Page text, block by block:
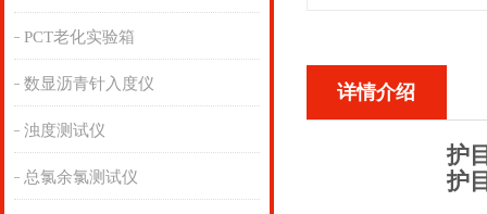
PCT老化实验箱
数显沥青针入度仪
浊度测试仪
总氯余氯测试仪
详情介绍
护
护